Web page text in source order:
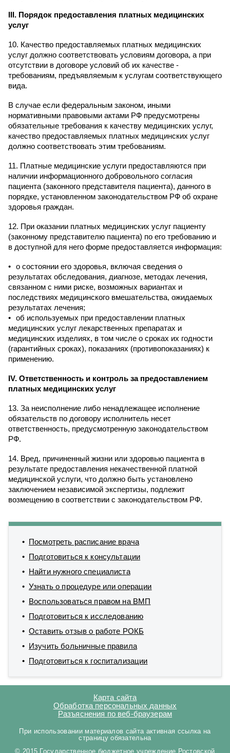
III. Порядок предоставления платных медицинских
услуг
10. Качество предоставляемых платных медицинских
услуг должно соответствовать условиям договора, а при
отсутствии в договоре условий об их качестве -
требованиям, предъявляемым к услугам соответствующего
вида.
В случае если федеральным законом, иными
нормативными правовыми актами РФ предусмотрены
обязательные требования к качеству медицинских услуг,
качество предоставляемых платных медицинских услуг
должно соответствовать этим требованиям.
11. Платные медицинские услуги предоставляются при
наличии информационного добровольного согласия
пациента (законного представителя пациента), данного в
порядке, установленном законодательством РФ об охране
здоровья граждан.
12. При оказании платных медицинских услуг пациенту
(законному представителю пациента) по его требованию и
в доступной для него форме предоставляется информация:
о состоянии его здоровья, включая сведения о
результатах обследования, диагнозе, методах лечения,
связанном с ними риске, возможных вариантах и
последствиях медицинского вмешательства, ожидаемых
результатах лечения;
об используемых при предоставлении платных
медицинских услуг лекарственных препаратах и
медицинских изделиях, в том числе о сроках их годности
(гарантийных сроках), показаниях (противопоказаниях) к
применению.
IV. Ответственность и контроль за предоставлением
платных медицинских услуг
13. За неисполнение либо ненадлежащее исполнение
обязательств по договору исполнитель несет
ответственность, предусмотренную законодательством
РФ.
14. Вред, причиненный жизни или здоровью пациента в
результате предоставления некачественной платной
медицинской услуги, что должно быть установлено
заключением независимой экспертизы, подлежит
возмещению в соответствии с законодательством РФ.
Посмотреть расписание врача
Подготовиться к консультации
Найти нужного специалиста
Узнать о процедуре или операции
Воспользоваться правом на ВМП
Подготовиться к исследованию
Оставить отзыв о работе РОКБ
Изучить больничные правила
Подготовиться к госпитализации
Карта сайта
Обработка персональных данных
Разъяснения по веб-браузерам
При использовании материалов сайта активная ссылка на
страницу обязательна
© 2015 Государственное бюджетное учреждение Ростовской